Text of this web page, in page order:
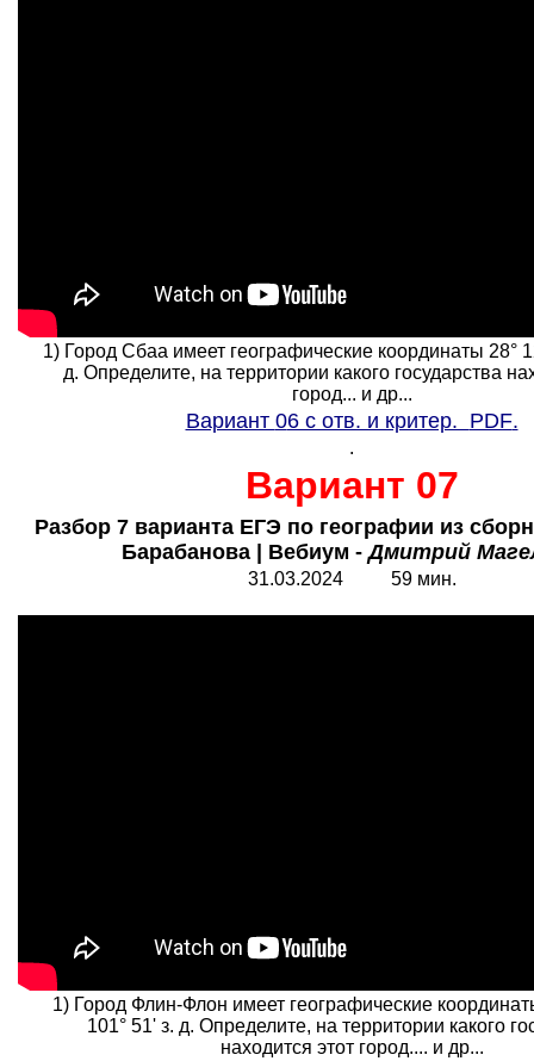
1) Город Сбаа имеет географические координаты 28°
д. Определите, на территории какого государства
город... и др...
Вариант 06 с отв. и критер. PDF.
.
Вариант 07
Разбор 7 варианта ЕГЭ по географии из
Барабанова | Вебиум -Дмитрий
31.03.2024 59 мин.
1) Город Флин-Флон имеет географические
101° 51' з. д. Определите, на территории какого
находится этот город.... и др...